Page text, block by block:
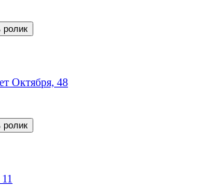
ролик
Октября, 48
ролик